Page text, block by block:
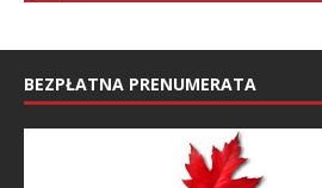
BEZPŁATNA PRENUMERATA